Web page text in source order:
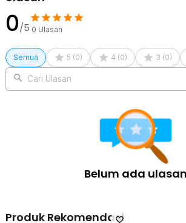
0/5 0 Ulasan
Semua 5 (0) 4 (0) 3 (0)
Cari Ulasan
Belum ada ulasan
Produk Rekomendasi